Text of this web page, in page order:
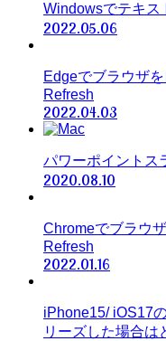
Windowsでテキス
2022.05.06
Edgeでブラウザ
Refresh
2022.04.03
パワーポイントス
2020.08.10
Chromeでブラウ
Refresh
2022.01.16
iPhone15/ iOS17
リーズした場合は